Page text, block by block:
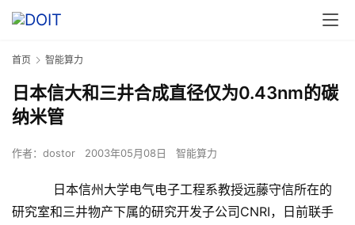
首页 智能算力
日本信大和三井合成直径仅为0.43nm的碳
纳米管
作者： dostor 2003年05月08日 智能算力
日本信州大学电气电子工程系教授远藤守信所在的
研究室和三井物产下属的研究开发子公司CNRI，日前联手